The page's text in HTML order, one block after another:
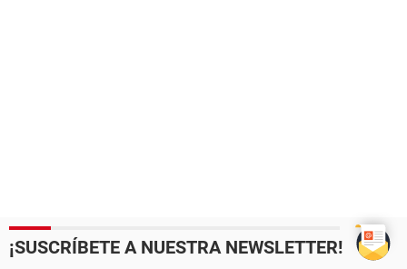
¡SUSCRÍBETE A NUESTRA NEWSLETTER!